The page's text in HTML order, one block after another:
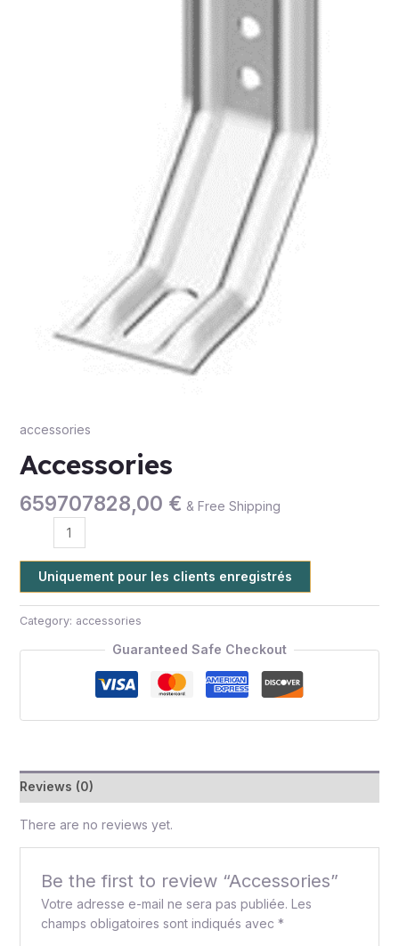
accessories
Accessories
659707828,00 € & Free Shipping
Uniquement pour les clients enregistrés
Category: accessories
Guaranteed Safe Checkout
Reviews (0)
There are no reviews yet.
Be the first to review “Accessories”
Votre adresse e-mail ne sera pas publiée. Les
champs obligatoires sont indiqués avec *